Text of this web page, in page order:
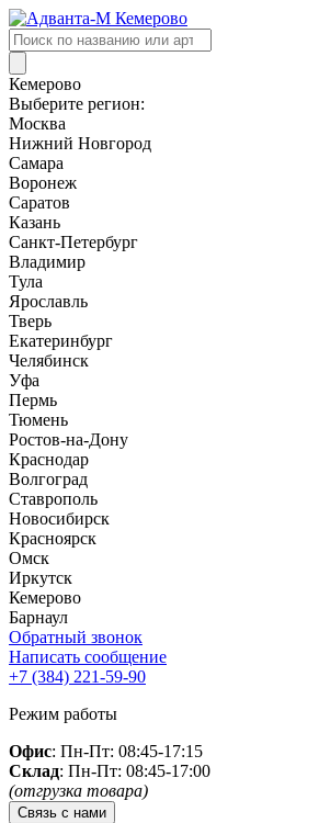
Поиск
товаров
Кемерово
Выберите регион:
Москва
Нижний Новгород
Самара
Воронеж
Саратов
Казань
Санкт-Петербург
Владимир
Тула
Ярославль
Тверь
Екатеринбург
Челябинск
Уфа
Пермь
Тюмень
Ростов-на-Дону
Краснодар
Волгоград
Ставрополь
Новосибирск
Красноярск
Омск
Иркутск
Кемерово
Барнаул
Обратный звонок
Написать сообщение
+7 (384) 221-59-90
Режим работы
Офис: Пн-Пт: 08:45-17:15
Склад: Пн-Пт: 08:45-17:00
(отгрузка товара)
Связь с нами